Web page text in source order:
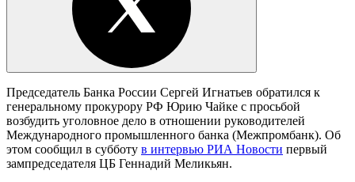
Председатель Банка России Сергей Игнатьев обратился к
генеральному прокурору РФ Юрию Чайке с просьбой
возбудить уголовное дело в отношении руководителей
Международного промышленного банка (Межпромбанк). Об
этом сообщил в субботу в интервью РИА Новости первый
зампредседателя ЦБ Геннадий Меликьян.